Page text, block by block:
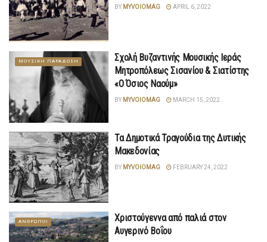
BY MYVOIOMAG APRIL 6, 2022
ΜΟΥΣΙΚΗ ΠΑΡΑΔΟΣΗ
Σχολή Βυζαντινής Μουσικής Ιεράς
Μητροπόλεως Σισανίου & Σιατίστης
«Ο Όσιος Ναούμ»
BY MYVOIOMAG MARCH 15, 2022
Τα Δημοτικά Τραγούδια της Δυτικής
Μακεδονίας
BY MYVOIOMAG FEBRUARY 24, 2022
ΑΝΘΡΩΠΟΙ
Χριστούγεννα από παλιά στον
Αυγερινό Βοΐου